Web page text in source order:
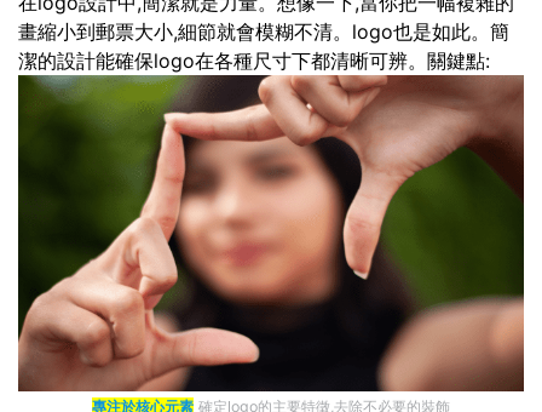
畫縮小到郵票大小,細節就會模糊不清。logo也是如此。簡
潔的設計能確保logo在各種尺寸下都清晰可辨。關鍵點:
專注於核心元素 確定logo的主要特徵,去除不必要的裝飾